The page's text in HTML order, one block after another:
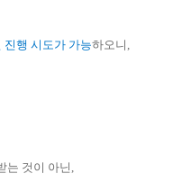
진행 시도가 가능하오니,
는 것이 아닌,